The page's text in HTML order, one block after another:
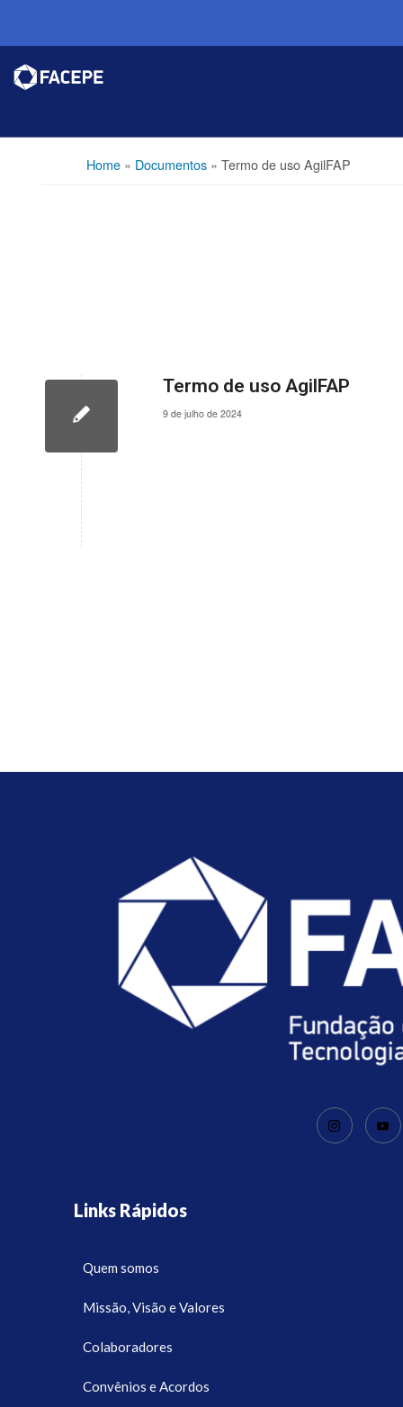
Home» Documentos» Termo de uso AgilFAP
Termo de uso AgilFAP
9 de julho de 2024
Links Rápidos
Quem somos
Missão, Visão e Valores
Colaboradores
Convênios e Acordos